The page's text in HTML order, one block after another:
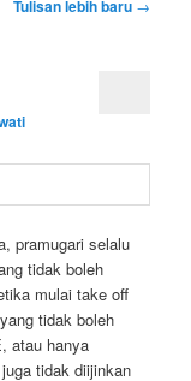
Tulisan lebih baru →
pramugari selalu
tidak boleh
mulai take off
tidak boleh
atau hanya
tidak diijinkan